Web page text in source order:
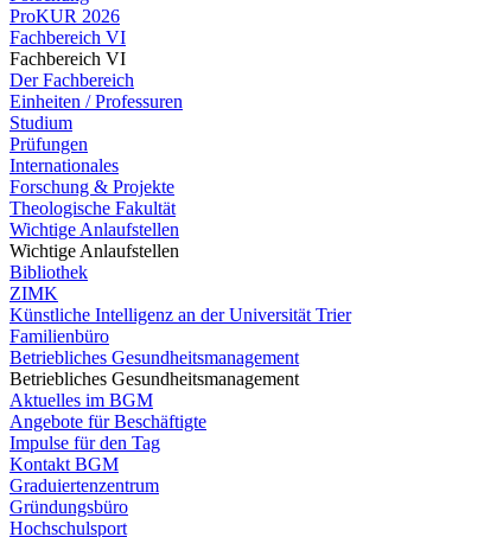
ProKUR 2026
Fachbereich VI
Fachbereich VI
Der Fachbereich
Einheiten / Professuren
Studium
Prüfungen
Internationales
Forschung & Projekte
Theologische Fakultät
Wichtige Anlaufstellen
Wichtige Anlaufstellen
Bibliothek
ZIMK
Künstliche Intelligenz an der Universität Trier
Familienbüro
Betriebliches Gesundheitsmanagement
Betriebliches Gesundheitsmanagement
Aktuelles im BGM
Angebote für Beschäftigte
Impulse für den Tag
Kontakt BGM
Graduiertenzentrum
Gründungsbüro
Hochschulsport